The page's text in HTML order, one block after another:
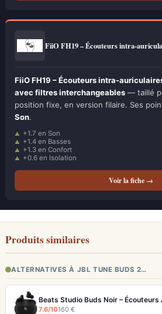
FiiO FH19 – Écouteurs intra-
FiiO FH19 – Écouteurs intra-
avec filtres interchangeables — taillé
position fixe, en version filaire. Ses
Son.
+1.7 en Son
+1.4 en Basses
+1.3 en Confort
+0.6 en Isolation
Voir la fiche →
Produits similaires
ALTERNATIVES À JBL TUNE BUDS 2…
7.6/10160 €